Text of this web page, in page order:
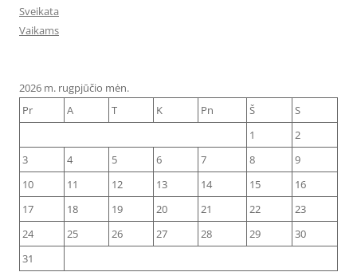
Sveikata
Vaikams
2026 m. rugpjūčio mėn.
Pr
A T K Pn Š
S
1
2
3
4 5 6 7 8
9
10
11 12 13 14 15
16
17
18 19 20 21 22
23
24
25 26 27 28 29
30
31